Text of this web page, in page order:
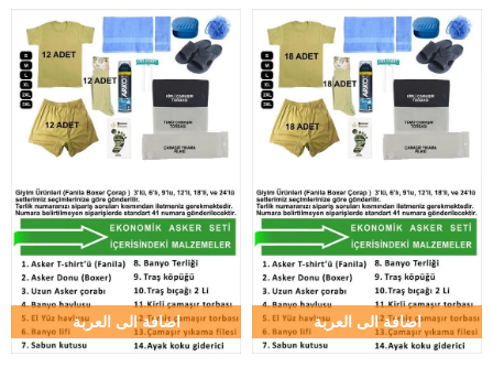
اضافة الى العربة اضافة الى العربة